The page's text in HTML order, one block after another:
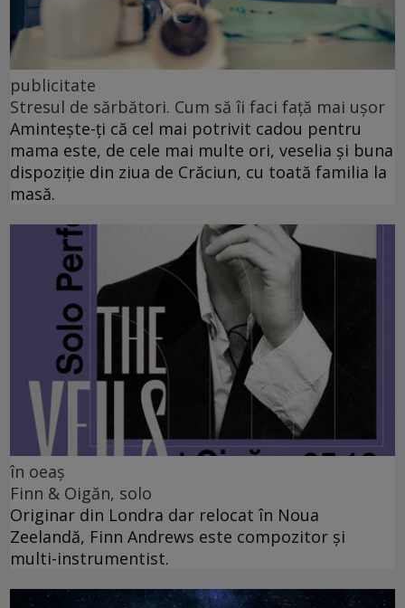
publicitate
Stresul de sărbători. Cum să îi faci față mai ușor
Amintește-ți că cel mai potrivit cadou pentru
mama este, de cele mai multe ori, veselia și buna
dispoziție din ziua de Crăciun, cu toată familia la
masă.
în oeaș
Finn & Oigăn, solo
Originar din Londra dar relocat în Noua
Zeelandă, Finn Andrews este compozitor și
multi-instrumentist.